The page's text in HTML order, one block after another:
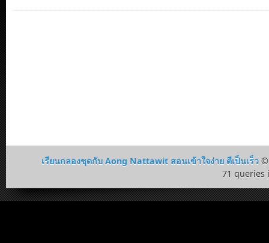
เรียนกลองชุดกับ Aong Nattawit สอนเข้าใจง่าย ตีเป็นเร็ว©
71 queries